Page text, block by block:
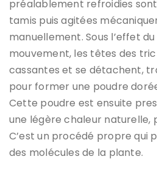
préalablement refroidies
tamis puis agitées
manuellement. Sous l’effet
mouvement, les têtes des
cassantes et se détachent,
pour former une poudre
Cette poudre est ensuite
une légère chaleur naturelle,
C’est un procédé propre qui
des molécules de la plante.